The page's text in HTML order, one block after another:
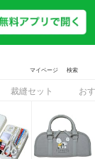
マイページ 検索
裁縫セット お